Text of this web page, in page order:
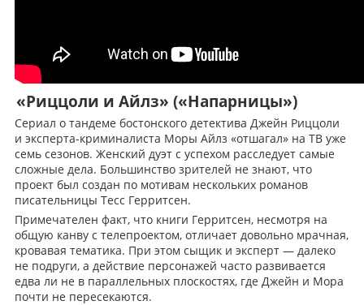
«Риццоли и Айлз» («Напарницы»)
Сериал о тандеме бостонского детектива Джейн Риццоли
и эксперта-криминалиста Моры Айлз «отшагал» на ТВ уже
семь сезонов. Женский дуэт с успехом расследует самые
сложные дела. Большинство зрителей не знают, что
проект был создан по мотивам нескольких романов
писательницы Тесс Герритсен.
Примечателен факт, что книги Герритсен, несмотря на
общую канву с телепроектом, отличает довольно мрачная,
кровавая тематика. При этом сыщик и эксперт — далеко
не подруги, а действие персонажей часто развивается
едва ли не в параллельных плоскостях, где Джейн и Мора
почти не пересекаются.